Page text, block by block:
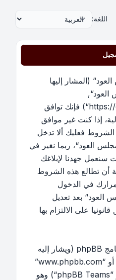
اللغة:
(المشار إليها
العود“,
”https://oudmajlis.net/forum“) فإنك توافق
إذا كنت غير موافق
الشروط فعليك ألا تدخل
العود“، ربما نغير في
جهدنا لإبلاغك
أن تطالع هذه الشروط
في الدخول
العود“ بعد تعديل
على الالتزام بها
منتدياتنا مدعومة من برنامج phpBB (ويشار إليه
بهم أو ”برنامج phpBB“ أو “www.phpbb.com”
أو ”phpBB Limited“ أو ”phpBB Teams“) وهو